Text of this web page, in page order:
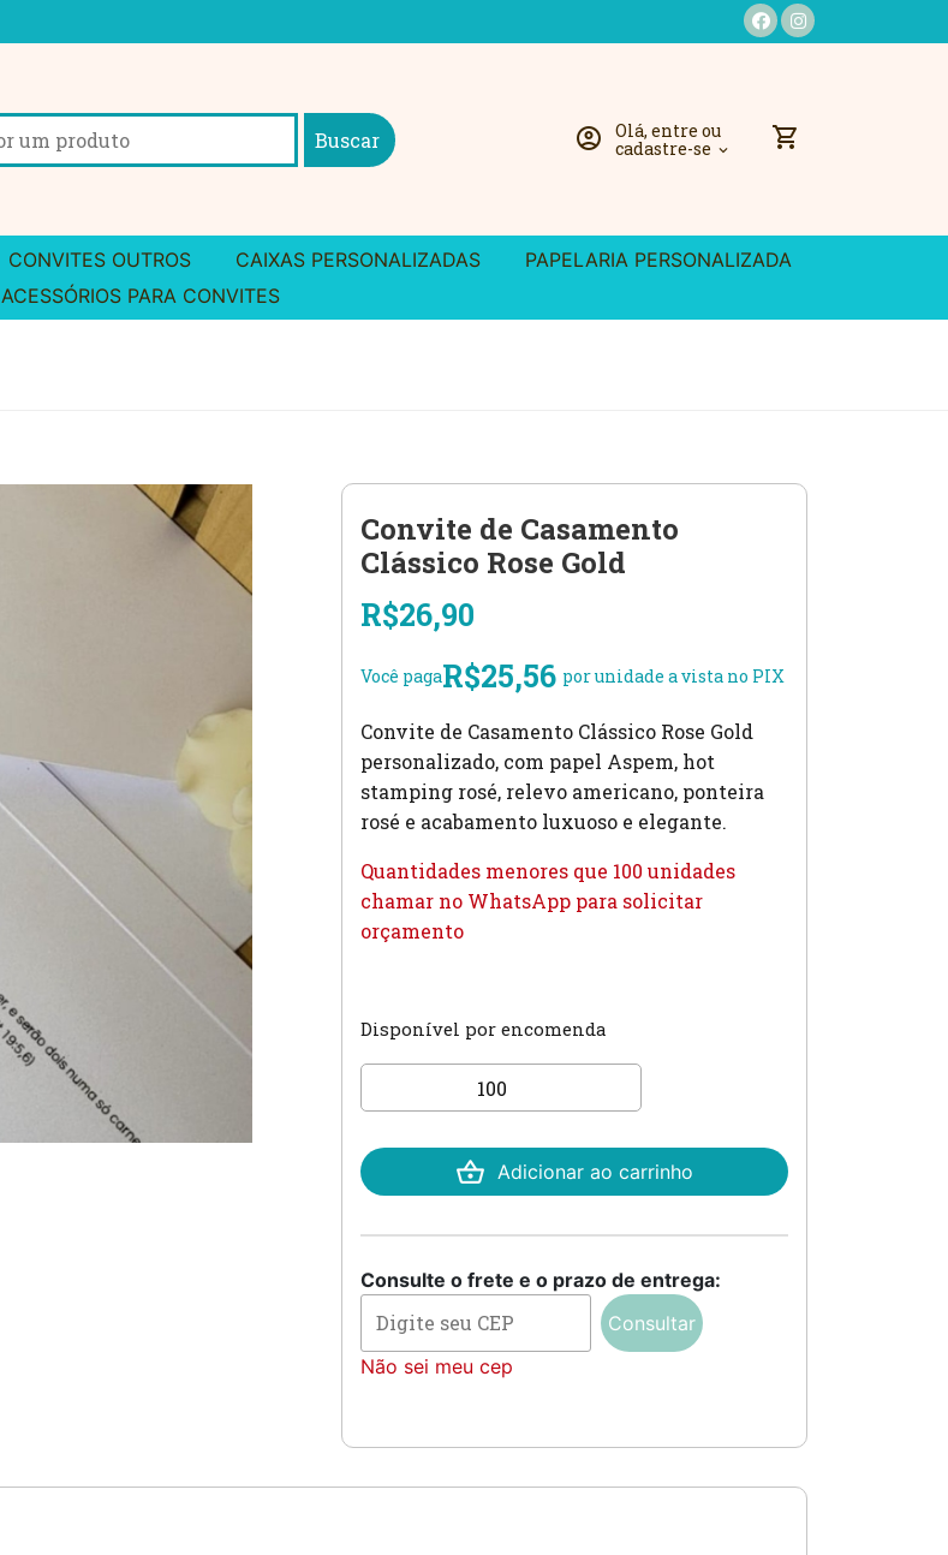
account_circle Olá, entre ou
cadastre-se expand_more shopping_cart
CONVITES OUTROS CAIXAS PERSONALIZADAS
PAPELARIA PERSONALIZADA
ACESSÓRIOS PARA CONVITES
Convite de Casamento
Clássico Rose Gold
R$26,90
Você pagaR$25,56 por unidade a vista no PIX
Convite de Casamento Clássico Rose Gold
personalizado, com papel Aspem, hot
stamping rosé, relevo americano, ponteira
rosé e acabamento luxuoso e elegante.
Quantidades menores que 100 unidades
chamar no WhatsApp para solicitar
orçamento
Disponível por encomenda
Convite
de
Clássico
Rose
Adicionar ao carrinho
Consulte o frete e o prazo de entrega:
Consultar
Não sei meu cep